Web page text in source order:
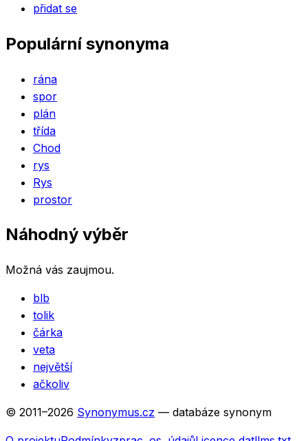
přidat se
Populární synonyma
rána
spor
plán
třída
Chod
rys
Rys
prostor
Náhodný výběr
Možná vás zaujmou.
blb
tolik
čárka
veta
největší
ačkoliv
© 2011–2026 Synonymus.cz — databáze synonym